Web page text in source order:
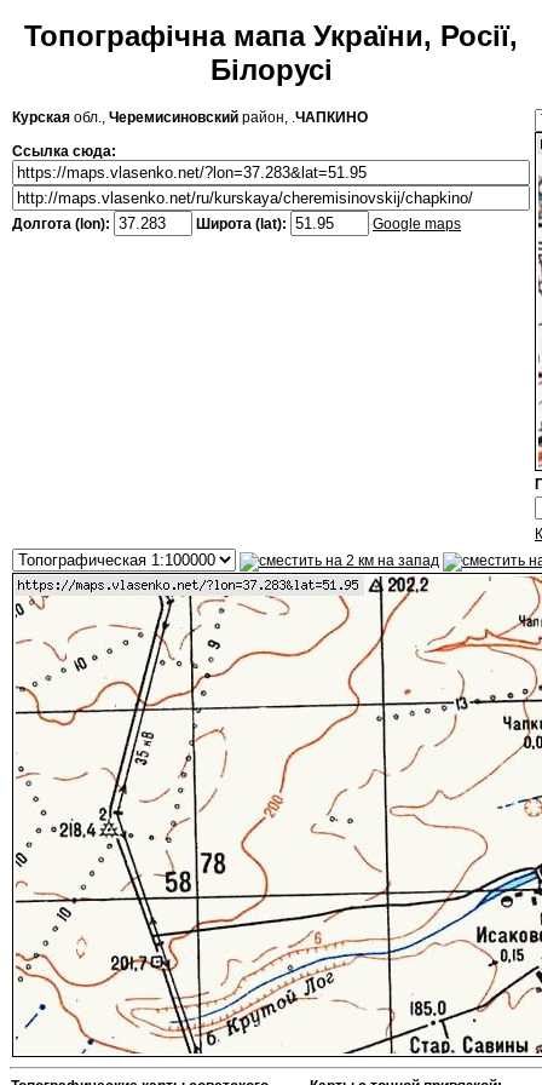
Топографічна мапа України, Росії,
Білорусі
Курская обл., Черемисиновский район, .ЧАПКИНО
Ссылка сюда:
Долгота (lon): Широта (lat): Google maps